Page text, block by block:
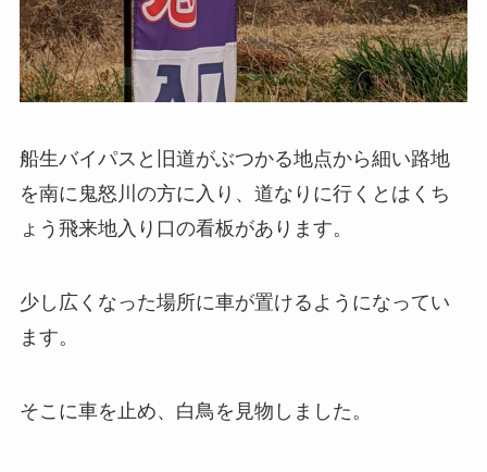
船生バイパスと旧道がぶつかる地点から細い路地
を南に鬼怒川の方に入り、道なりに行くとはくち
ょう飛来地入り口の看板があります。
少し広くなった場所に車が置けるようになってい
ます。
そこに車を止め、白鳥を見物しました。